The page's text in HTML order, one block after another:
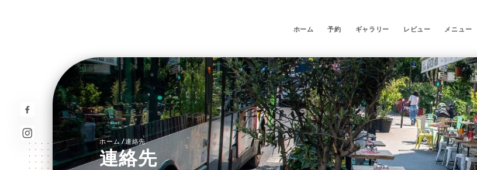
ホーム 予約 ギャラリー レビュー メニュー
ホーム/連絡先
連絡先